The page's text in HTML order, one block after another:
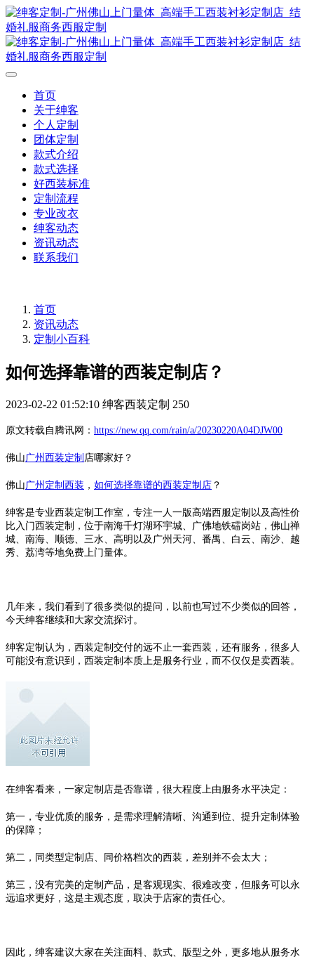
首页
关于绅客
个人定制
团体定制
款式介绍
款式选择
好西装标准
定制流程
专业改衣
绅客动态
资讯动态
联系我们
首页
资讯动态
定制小百科
如何选择靠谱的西装定制店？
2023-02-22 01:52:10 绅客西装定制 250
原文转载自腾讯网： https://new.qq.com/rain/a/20230220A04DJW00
佛山 广州西装定制 店哪家好？
佛山 广州定制西装 ， 如何选择靠谱的西装定制店 ？
绅客是专业西装定制工作室，专注一人一版高端西服定制以及高性价
比入门西装定制，位于南海千灯湖环宇城、广佛地铁礌岗站，佛山禅
城、南海、顺德、三水、高明以及广州天河、番禺、白云、南沙、越
秀、荔湾等地免费上门量体。
几年来，我们看到了很多类似的提问，以前也写过不少类似的回答，
今天绅客继续和大家交流探讨。
绅客定制认为，西装定制交付的远不止一套西装，还有服务，很多人
可能没有意识到，西装定制本质上是服务行业，而不仅仅是卖西装。
在绅客看来，一家定制店是否靠谱，很大程度上由服务水平决定：
第一，专业优质的服务，是需求理解清晰、沟通到位、提升定制体验
的保障；
第二，同类型定制店、同价格档次的西装，差别并不会太大；
第三，没有完美的定制产品，是客观现实、很难改变，但服务可以永
远追求更好，这是主观态度，取决于店家的责任心。
因此，绅客建议大家在关注面料、款式、版型之外，更多地从服务水